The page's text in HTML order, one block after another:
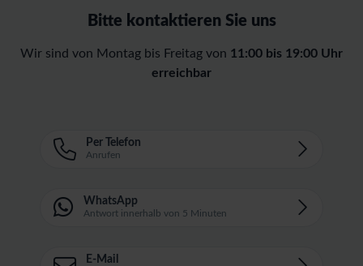
Bitte kontaktieren Sie uns
Wir sind von Montag bis Freitag von 11:00 bis 19:00 Uhr
erreichbar
Per Telefon
Anrufen
WhatsApp
Antwort innerhalb von 5 Minuten
E-Mail